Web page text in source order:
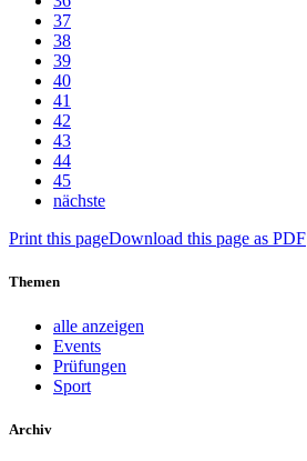
37
38
39
40
41
42
43
44
45
nächste
Print this pageDownload this page as PDF
Themen
alle anzeigen
Events
Prüfungen
Sport
Archiv